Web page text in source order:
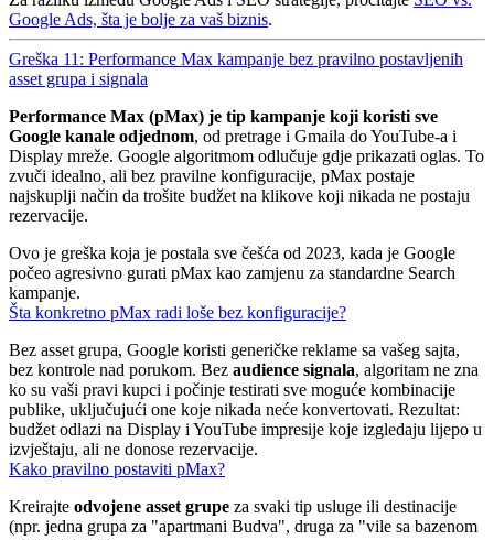
Google Ads, šta je bolje za vaš biznis.
Greška 11: Performance Max kampanje bez pravilno postavljenih
asset grupa i signala
Performance Max (pMax) je tip kampanje koji koristi sve
Google kanale odjednom, od pretrage i Gmaila do YouTube-a i
Display mreže. Google algoritmom odlučuje gdje prikazati oglas. To
zvuči idealno, ali bez pravilne konfiguracije, pMax postaje
najskuplji način da trošite budžet na klikove koji nikada ne postaju
rezervacije.
Ovo je greška koja je postala sve češća od 2023, kada je Google
počeo agresivno gurati pMax kao zamjenu za standardne Search
kampanje.
Šta konkretno pMax radi loše bez konfiguracije?
Bez asset grupa, Google koristi generičke reklame sa vašeg sajta,
bez kontrole nad porukom. Bez audience signala, algoritam ne zna
ko su vaši pravi kupci i počinje testirati sve moguće kombinacije
publike, uključujući one koje nikada neće konvertovati. Rezultat:
budžet odlazi na Display i YouTube impresije koje izgledaju lijepo u
izvještaju, ali ne donose rezervacije.
Kako pravilno postaviti pMax?
Kreirajte odvojene asset grupe za svaki tip usluge ili destinacije
(npr. jedna grupa za "apartmani Budva", druga za "vile sa bazenom